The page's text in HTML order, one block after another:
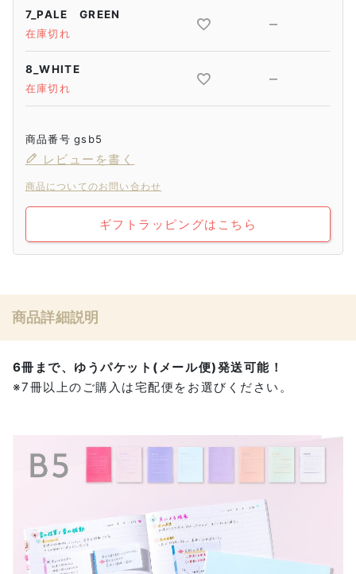
7_PALE GREEN
在庫切れ
—
8_WHITE
在庫切れ
—
商品番号 gsb5
レビューを書く
商品についてのお問い合わせ
ギフトラッピングはこちら
商品詳細説明
6冊まで、ゆうパケット(メール便)発送可能！
※7冊以上のご購入は宅配便をお選びください。